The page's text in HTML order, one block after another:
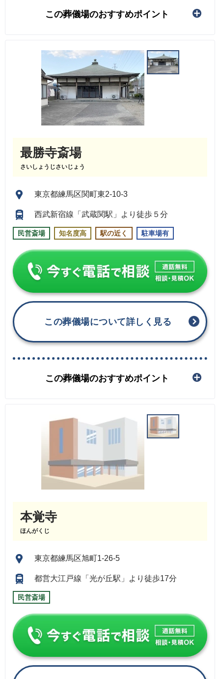
この葬儀場のおすすめポイント
最勝寺斎場
さいしょうじさいじょう
東京都練馬区関町東2-10-3
西武新宿線「武蔵関駅」より徒歩５分
民営斎場 知名度高 駅の近く 駐車場有
この葬儀場について詳しく見る
この葬儀場のおすすめポイント
本覚寺
ほんがくじ
東京都練馬区旭町1-26-5
都営大江戸線「光が丘駅」より徒歩17分
民営斎場